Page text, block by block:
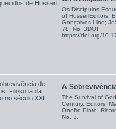
Os Discípulos
of HusserlEditors:
Gonçalves Lind;
78, No. 3DOI
https://doi.org/
A
The Survival of
Century . Editors:
Onofre Pinto;
No. 3.